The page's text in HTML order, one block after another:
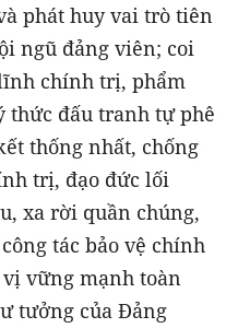
phát huy vai trò tiên
ngũ đảng viên; coi
chính trị, phẩm
thức đấu tranh tự phê
thống nhất, chống
trị, đạo đức lối
xa rời quần chúng,
tác bảo vệ chính
vững mạnh toàn
tưởng của Đảng